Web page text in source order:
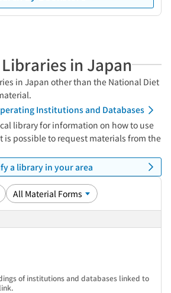
in Japan
in Japan other than the National Diet
Institutions and Databases
library for information on how to use
is possible to request materials from the
a library in your area
of institutions and databases linked to